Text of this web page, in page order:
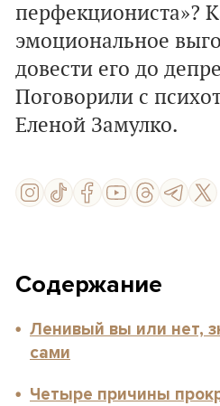
перфекциониста»?
эмоциональное
довести его до
Поговорили с
Еленой Замулко.
Содержание
Ленивый вы или нет,
сами
Четыре причины